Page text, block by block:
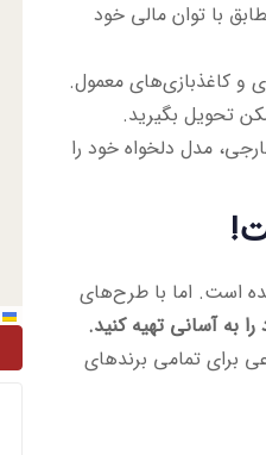
با توان مالی خود
و کاغذبازی‌های معمول.
تحویل بگیرید.
مدل دلخواه خود را
است. اما با طرح‌های
به آسانی تهیه کنید.
برای تمامی برندهای